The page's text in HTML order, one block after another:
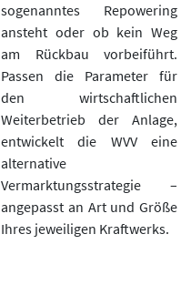
sogenanntes Repowering
ansteht oder ob kein Weg
am Rückbau vorbeiführt.
Passen die Parameter für
den wirtschaftlichen
Weiterbetrieb der Anlage,
entwickelt die WVV eine
alternative
Vermarktungsstrategie –
angepasst an Art und Größe
Ihres jeweiligen Kraftwerks.